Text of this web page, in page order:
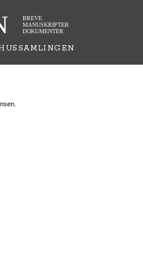
BREVE
MANUSKRIPTER
DOKUMENTER